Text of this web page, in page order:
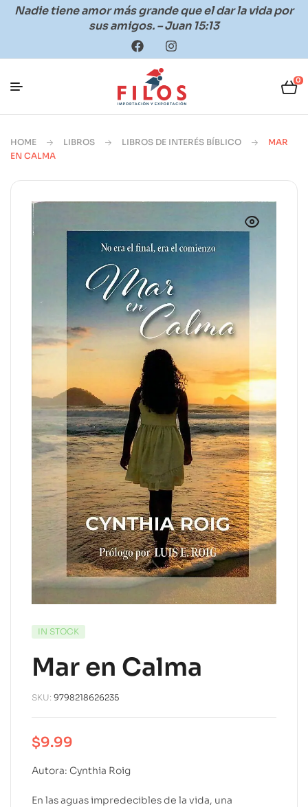
Nadie tiene amor más grande que el dar la vida por
sus amigos. – Juan 15:13
0
HOME LIBROS LIBROS DE INTERÉS BÍBLICO
MAR
EN CALMA
IN STOCK
Mar en Calma
SKU: 9798218626235
$9.99
Autora: Cynthia Roig
En las aguas impredecibles de la vida, una